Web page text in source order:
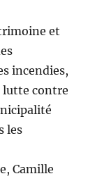
et
incendies,
lutte contre
les
Camille